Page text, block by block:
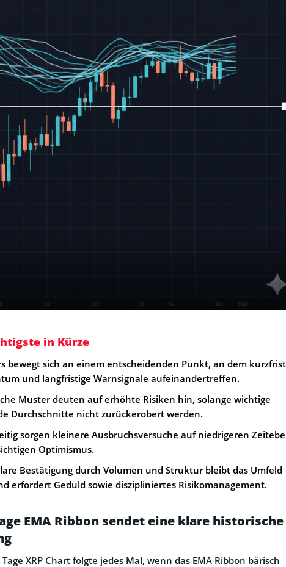
in Kürze
bewegt sich an einem entscheidenden Punkt, an dem
und langfristige Warnsignale aufeinandertreffen.
Muster deuten auf erhöhte Risiken hin, solange wichtige
Durchschnitte nicht zurückerobert werden.
sorgen kleinere Ausbruchsversuche auf niedrigeren
Optimismus.
Bestätigung durch Volumen und Struktur bleibt das Umfeld
erfordert Geduld sowie diszipliniertes Risikomanagement.
EMA Ribbon sendet eine klare historische
XRP Chart folgte jedes Mal, wenn das EMA Ribbon bärisch